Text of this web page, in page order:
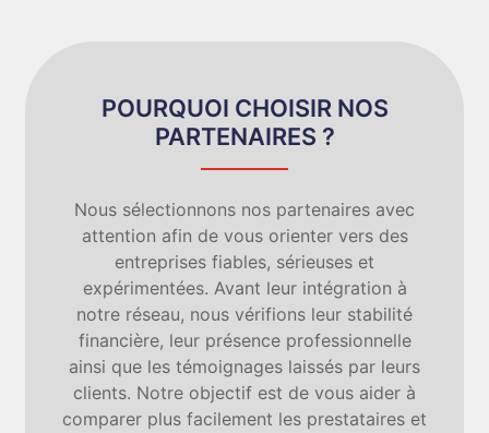
POURQUOI CHOISIR NOS
PARTENAIRES ?
Nous sélectionnons nos partenaires avec
attention afin de vous orienter vers des
entreprises fiables, sérieuses et
expérimentées. Avant leur intégration à
notre réseau, nous vérifions leur stabilité
financière, leur présence professionnelle
ainsi que les témoignages laissés par leurs
clients. Notre objectif est de vous aider à
comparer plus facilement les prestataires et